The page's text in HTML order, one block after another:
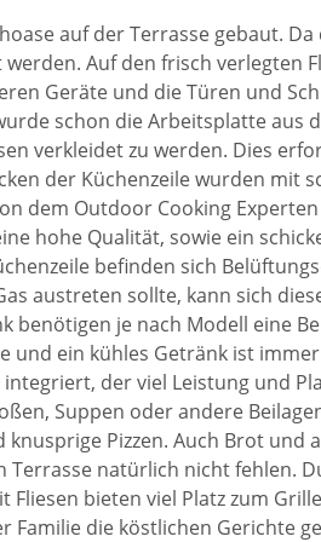
auf der Terrasse gebaut.
Auf den frisch
Geräte und die Türen und
schon die Arbeitsplatte
verkleidet zu werden. Dies
der Küchenzeile wurden mit
dem Outdoor Cooking Experten
hohe Qualität, sowie ein
befinden sich
austreten sollte, kann sich
benötigen je nach Modell eine
und ein kühles Getränk ist
der viel Leistung und
Suppen oder andere
Pizzen. Auch Brot und
Terrasse natürlich nicht fehlen.
bieten viel Platz zum
Familie die köstlichen Gerichte